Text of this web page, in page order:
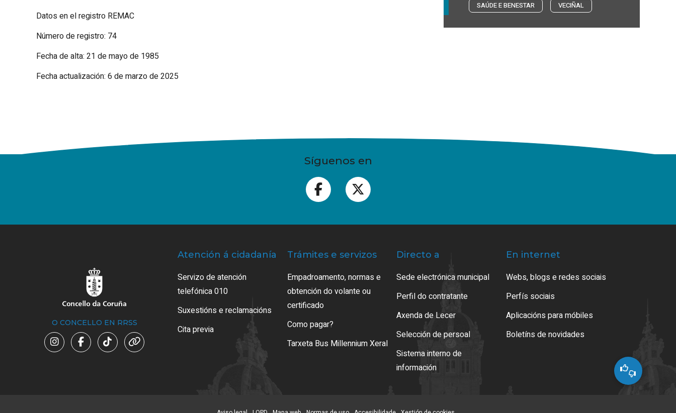
Datos en el registro REMAC
Número de registro: 74
Fecha de alta: 21 de mayo de 1985
Fecha actualización: 6 de marzo de 2025
SAÚDE E BENESTAR
VECIÑAL
Síguenos en
O CONCELLO EN RRSS
Atención á cidadanía
Servizo de atención
telefónica 010
Suxestións e reclamacións
Cita previa
Trámites e servizos
Empadroamento, normas e
obtención do volante ou
certificado
Como pagar?
Tarxeta Bus Millennium Xeral
Directo a
Sede electrónica municipal
Perfil do contratante
Axenda de Lecer
Selección de persoal
Sistema interno de
información
En internet
Webs, blogs e redes sociais
Perfís sociais
Aplicacións para móbiles
Boletíns de novidades